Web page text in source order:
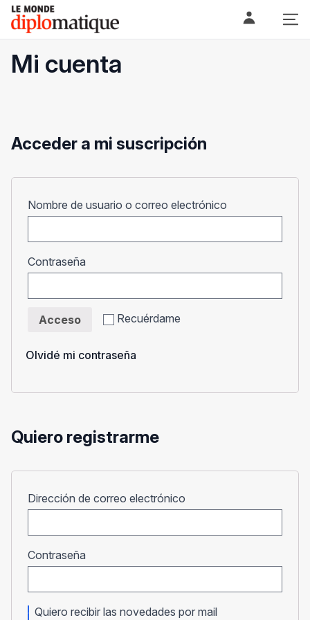
Skip
content
Le monde diplomatique
Mi cuenta
Acceder a mi suscripción
Nombre de usuario o correo electrónico
Contraseña
Recuérdame
Acceso
Olvidé mi contraseña
Quiero registrarme
Dirección de correo electrónico
Contraseña
Quiero recibir las novedades por mail